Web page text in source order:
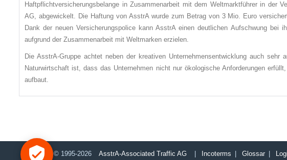
Haftpflichtversicherungsbelange in Zusammenarbeit mit dem Weltmarktführer in der
AG, abgewickelt. Die Haftung von AsstrA wurde zum Betrag von 3 Mio. Euro
Dank der neuen Versicherungspolice kann AsstrA einen deutlichen Aufschwung bei
aufgrund der Zusammenarbeit mit Weltmarken erzielen.
Die AsstrA-Gruppe achtet neben der kreativen Unternehmensentwicklung auch
Naturwirtschaft ist, dass das Unternehmen nicht nur ökologische Anforderungen
aufbaut.
© 1995-2026 AsstrA-Associated Traffic AG Incoterms Glossar